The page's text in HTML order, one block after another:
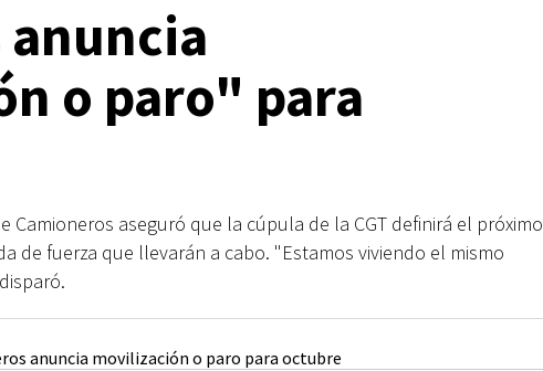
o paro" para
Camioneros aseguró que la cúpula de la CGT definirá el próximo
de fuerza que llevarán a cabo. "Estamos viviendo el mismo